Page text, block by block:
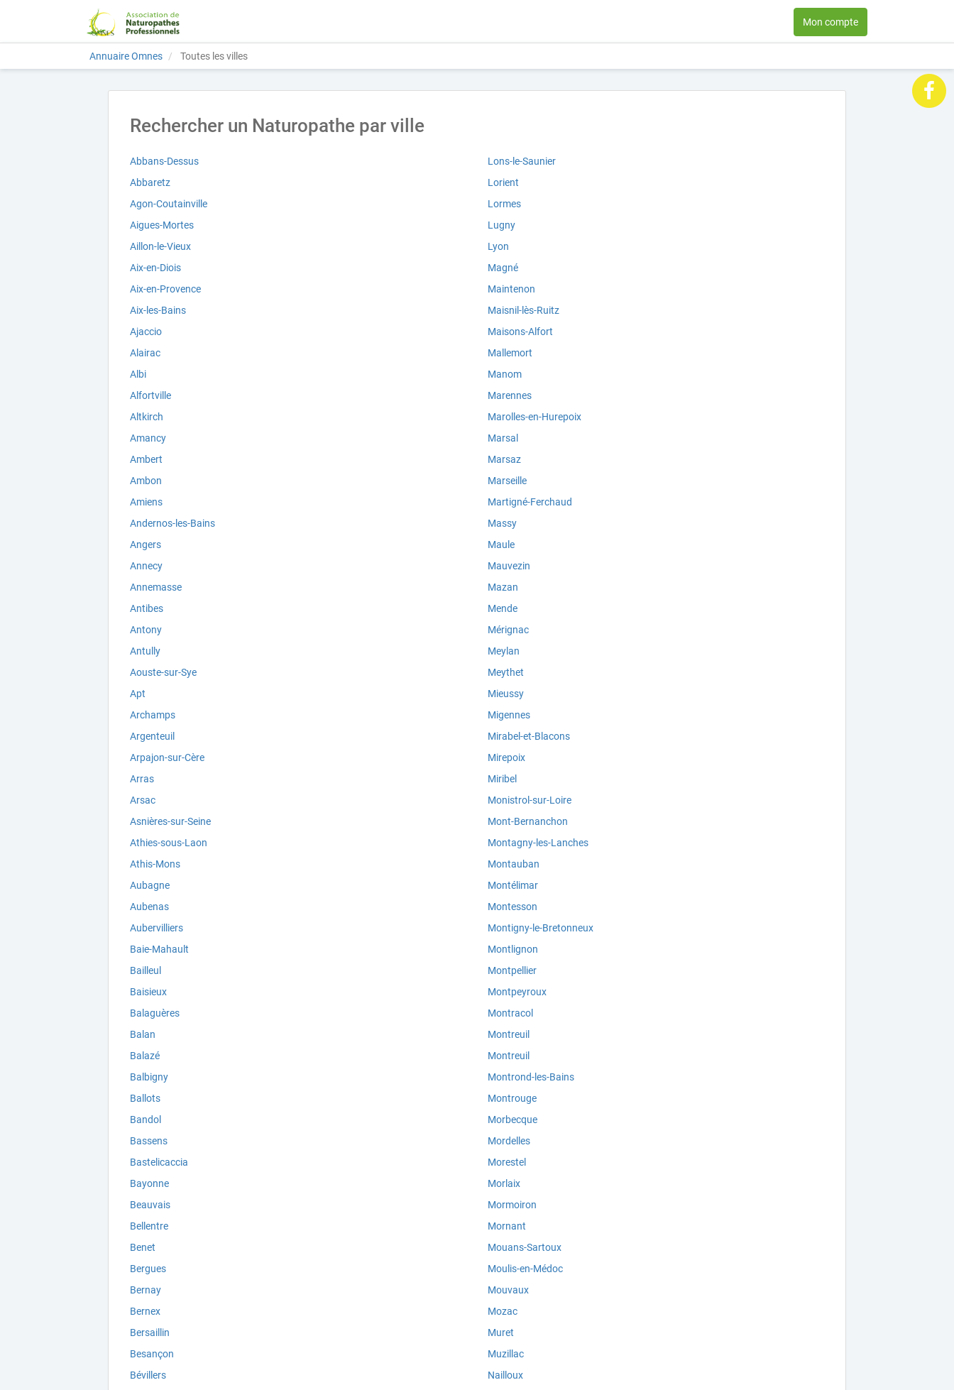
Mon compte
Annuaire Omnes Toutes les villes
Rechercher un Naturopathe par ville
Abbans-Dessus
Abbaretz
Agon-Coutainville
Aigues-Mortes
Aillon-le-Vieux
Aix-en-Diois
Aix-en-Provence
Aix-les-Bains
Ajaccio
Alairac
Albi
Alfortville
Altkirch
Amancy
Ambert
Ambon
Amiens
Andernos-les-Bains
Angers
Annecy
Annemasse
Antibes
Antony
Antully
Aouste-sur-Sye
Apt
Archamps
Argenteuil
Arpajon-sur-Cère
Arras
Arsac
Asnières-sur-Seine
Athies-sous-Laon
Athis-Mons
Aubagne
Aubenas
Aubervilliers
Baie-Mahault
Bailleul
Baisieux
Balaguères
Balan
Balazé
Balbigny
Ballots
Bandol
Bassens
Bastelicaccia
Bayonne
Beauvais
Bellentre
Benet
Bergues
Bernay
Bernex
Bersaillin
Besançon
Bévillers
Lons-le-Saunier
Lorient
Lormes
Lugny
Lyon
Magné
Maintenon
Maisnil-lès-Ruitz
Maisons-Alfort
Mallemort
Manom
Marennes
Marolles-en-Hurepoix
Marsal
Marsaz
Marseille
Martigné-Ferchaud
Massy
Maule
Mauvezin
Mazan
Mende
Mérignac
Meylan
Meythet
Mieussy
Migennes
Mirabel-et-Blacons
Mirepoix
Miribel
Monistrol-sur-Loire
Mont-Bernanchon
Montagny-les-Lanches
Montauban
Montélimar
Montesson
Montigny-le-Bretonneux
Montlignon
Montpellier
Montpeyroux
Montracol
Montreuil
Montreuil
Montrond-les-Bains
Montrouge
Morbecque
Mordelles
Morestel
Morlaix
Mormoiron
Mornant
Mouans-Sartoux
Moulis-en-Médoc
Mouvaux
Mozac
Muret
Muzillac
Nailloux